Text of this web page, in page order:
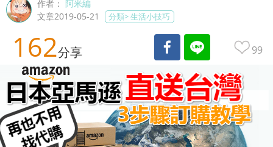
作者： 阿米編
文章2019-05-21
分類>生活小技巧
162分享 99